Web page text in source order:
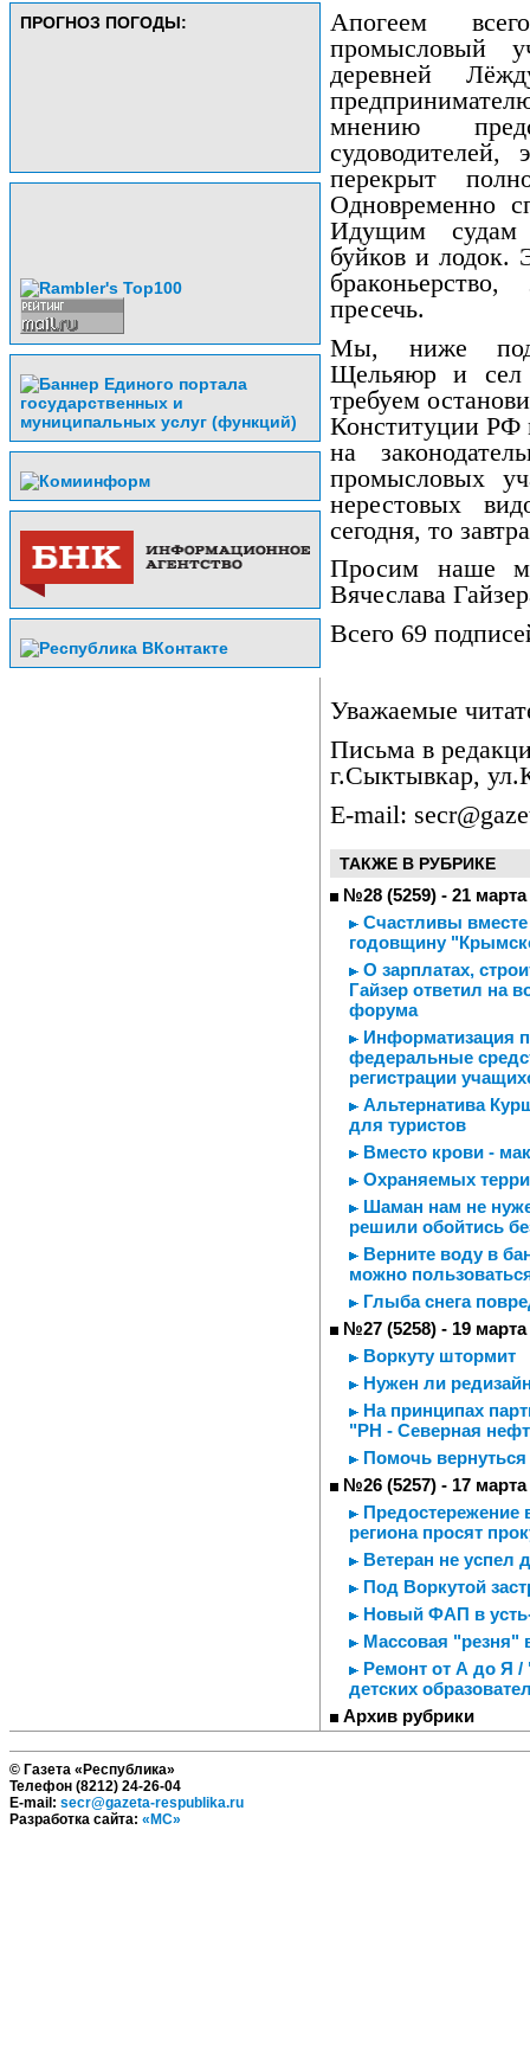
ПРОГНОЗ ПОГОДЫ:
Апогеем
промысловый
деревней
мнению
перекрыт
Одновременно
Идущим судам
буйков и лодок.
пресечь.
Мы, ниже
Щельяюр и сел
требуем
Конституции РФ
на
промысловых
нерестовых
сегодня, то
Просим наше
Вячеслава
Всего 69
Уважаемые
Письма в
г.Сыктывкар,
E-mail:
ТАКЖЕ В РУБРИКЕ
№28 (5259) - 21 марта
Счастливы
годовщину
О зарплатах,
Гайзер ответил на
форума
Информатизация
федеральные
регистрации
Альтернатива
для туристов
Вместо крови -
Охраняемых
Шаман нам не
решили обойтись
Верните воду в
можно
Глыба снега
№27 (5258) - 19 марта
Воркуту штормит
Нужен ли
На принципах
"РН - Северная
Помочь
№26 (5257) - 17 марта
Предостережение
региона просят
Ветеран не
Под Воркутой
Новый ФАП в
Массовая "резня"
Ремонт от А до Я
детских
Архив рубрики
© Газета «Республика»
Телефон (8212) 24-26-04
E-mail: secr@gazeta-respublika.ru
Разработка сайта: «МС»